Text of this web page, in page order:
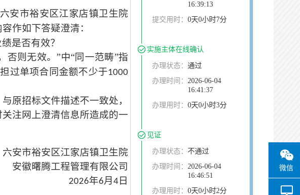
微信
安市裕安区江家店镇卫生院
作如下答疑澄清：
是否有效？
否则无效。”中“同一范畴”指
过单项合同金额不少于1000
原招标文件描述不一致处，
注网上澄清信息所造成的一
六安市裕安区江家店镇卫生院
安徽曙腾工程管理有限公司
2026年6月 4 日
16:39:13
提交用时： 0天0小时7分
实施主体在线确认
办理状态： 通过
办理时间： 2026-06-04
16:41:37
办理用时： 0天0小时3分
见证
办理状态： 不通过
办理时间： 2026-06-04
16:46:51
办理用时： 0天0小时2分